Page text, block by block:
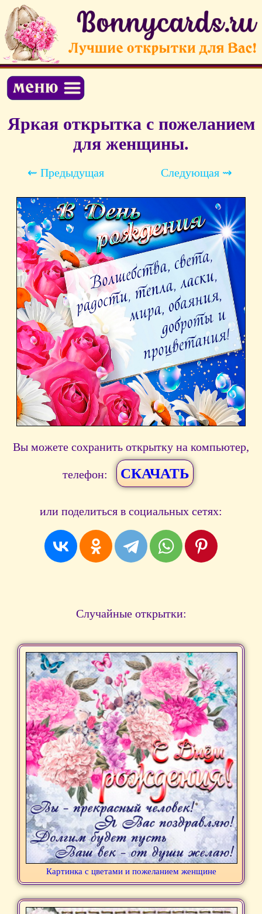
Яркая открытка с пожеланием
для женщины.
⇜ Предыдущая Следующая ⇝
Вы можете сохранить открытку на компьютер,
телефон: СКАЧАТЬ
или поделиться в социальных сетях:
Случайные открытки:
Картинка с цветами и пожеланием женщине